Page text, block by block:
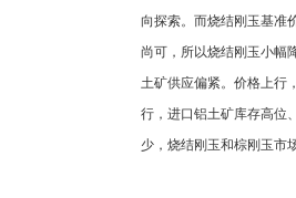
向探索。而烧结刚玉基准
尚可，所以烧结刚玉小幅
土矿供应偏紧。价格上行
行，进口铝土矿库存高位
少，烧结刚玉和棕刚玉市